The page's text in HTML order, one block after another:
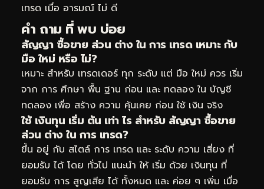
เทรด เมื่อ อารมณ์ ไม่ ดี
คำ ถาม ที่ พบ บ่อย
สัญญา ซื้อขาย ส่วน ต่าง ใน การ เทรด เหมาะ กับ
มือ ใหม่ หรือ ไม่?
เหมาะ สำหรับ เทรดเดอร์ ทุก ระดับ แต่ มือ ใหม่ ควร เริ่ม
จาก การ ศึกษา พื้น ฐาน ก่อน และ ทดลอง ใน บัญชี
ทดลอง เพื่อ สร้าง ความ คุ้นเคย ก่อน ใช้ เงิน จริง
ใช้ เงินทุน เริ่ม ต้น เท่า ไร สำหรับ สัญญา ซื้อขาย
ส่วน ต่าง ใน การ เทรด?
ขึ้น อยู่ กับ สไตล์ การ เทรด และ ระดับ ความ เสี่ยง ที่
ยอมรับ ได้ โดย ทั่วไป แนะนำ ให้ เริ่ม ด้วย เงินทุน ที่
ยอมรับ การ สูญเสีย ได้ ทั้งหมด และ ค่อย ๆ เพิ่ม เมื่อ